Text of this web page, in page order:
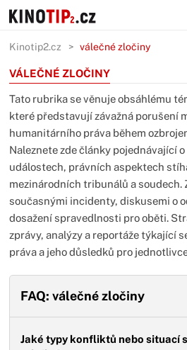
Kinotip2.cz válečné zločiny
VÁLEČNÉ ZLOČINY
Tato rubrika se věnuje obsáhlému
které představují závažná porušení
humanitárního práva během
Naleznete zde články pojednávající
událostech, právních aspektech
mezinárodních tribunálů a soudech.
současnými incidenty, diskusemi o
dosažení spravedlnosti pro oběti.
zprávy, analýzy a reportáže týkající
práva a jeho důsledků pro
FAQ: válečné zločiny
Jaké typy konfliktů nebo situací